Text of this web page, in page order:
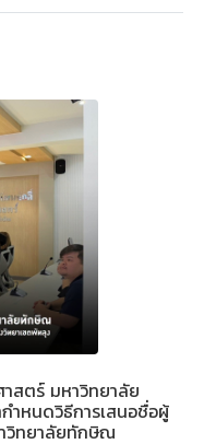
สตร์ มหาวิทยาลัย
ำหนดวิธีการเสนอชื่อผู้
วิทยาลัยทักษิณ